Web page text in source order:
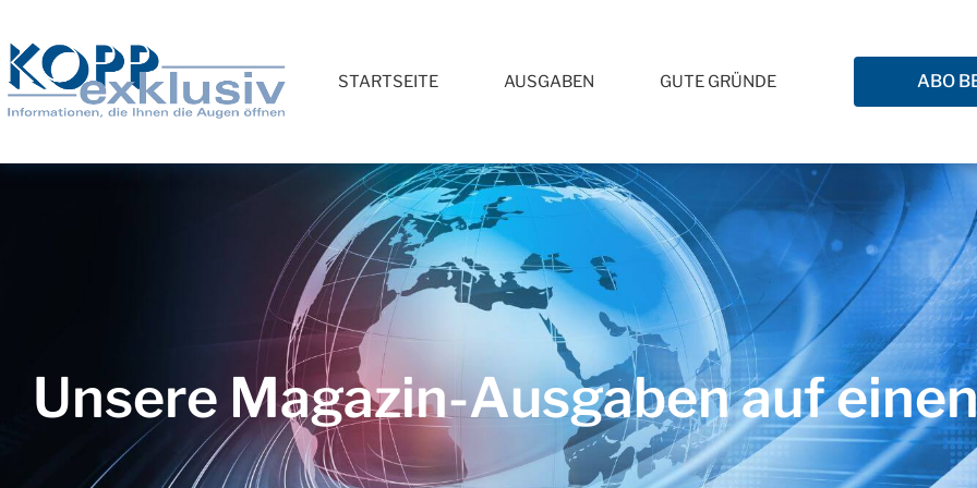
STARTSEITE AUSGABEN GUTE GRÜNDE ABO
Unsere Magazin-Ausgaben auf